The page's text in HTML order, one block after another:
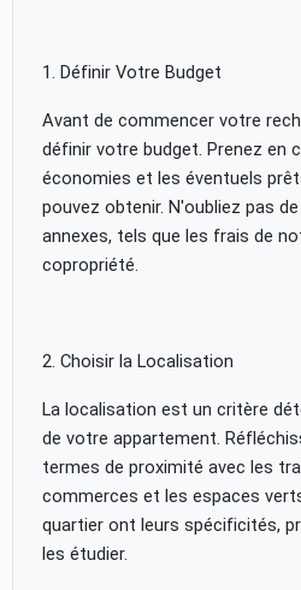
1. Définir Votre Budget
Avant de commencer votre
définir votre budget. Prenez en
économies et les éventuels
pouvez obtenir. N'oubliez pas
annexes, tels que les frais de
copropriété.
2. Choisir la Localisation
La localisation est un critère
de votre appartement.
termes de proximité avec les
commerces et les espaces
quartier ont leurs spécificités,
les étudier.